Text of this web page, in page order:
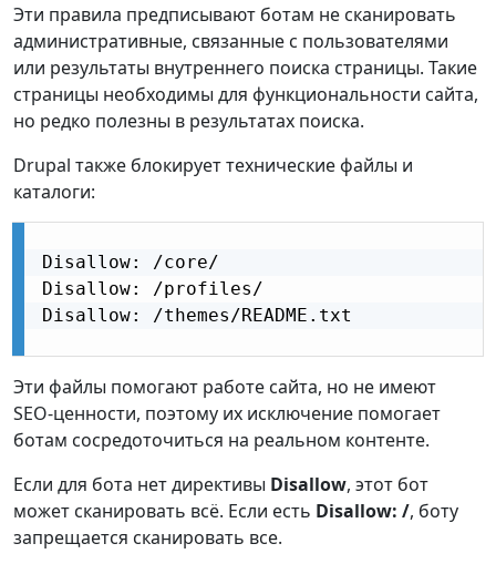
Эти правила предписывают ботам не сканировать
административные, связанные с пользователями
или результаты внутреннего поиска страницы. Такие
страницы необходимы для функциональности сайта,
но редко полезны в результатах поиска.
Drupal также блокирует технические файлы и
каталоги:
Disallow: /core/
Disallow: /profiles/
Disallow: /themes/README.txt
Эти файлы помогают работе сайта, но не имеют
SEO‑ценности, поэтому их исключение помогает
ботам сосредоточиться на реальном контенте.
Если для бота нет директивы Disallow, этот бот
может сканировать всё. Если есть Disallow: /, боту
запрещается сканировать все.